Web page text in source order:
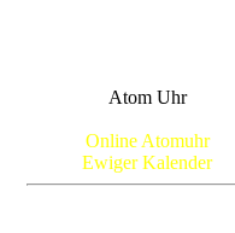
Atom Uhr
Online Atomuhr
Ewiger Kalender